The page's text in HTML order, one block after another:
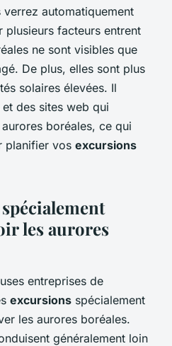
automatiquement
plusieurs facteurs entrent
ne sont visibles que
De plus, elles sont plus
solaires élevées. Il
des sites web qui
boréales, ce qui
planifier vos excursions
les aurores
entreprises de
excursions spécialement
les aurores boréales.
généralement loin